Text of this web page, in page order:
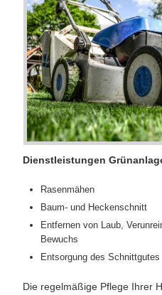
Dienstleistungen
Rasenmähen
Baum- und Heckenschnitt
Entfernen von Laub,
Bewuchs
Entsorgung des Schnittgutes
Die regelmäßige Pflege Ihrer